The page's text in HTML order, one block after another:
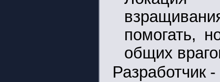
помогать,
общих
Разработчик -